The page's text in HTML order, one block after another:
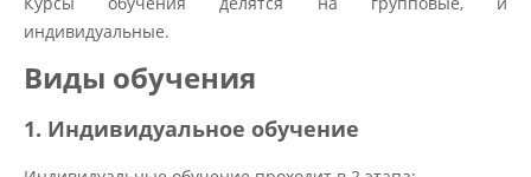
индивидуальные.
Виды обучения
1. Индивидуальное обучение